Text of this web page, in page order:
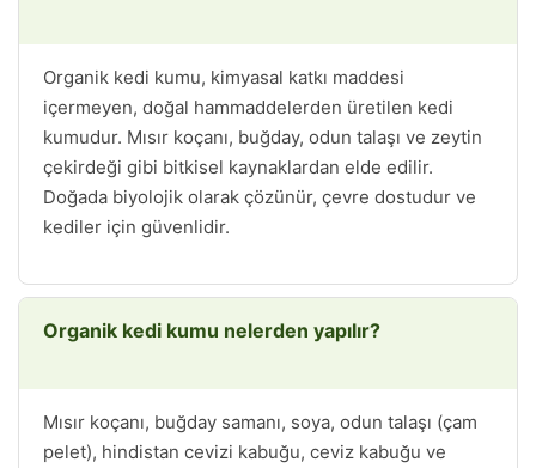
Organik kedi kumu, kimyasal katkı maddesi
içermeyen, doğal hammaddelerden üretilen kedi
kumudur. Mısır koçanı, buğday, odun talaşı ve zeytin
çekirdeği gibi bitkisel kaynaklardan elde edilir.
Doğada biyolojik olarak çözünür, çevre dostudur ve
kediler için güvenlidir.
Organik kedi kumu nelerden yapılır?
Mısır koçanı, buğday samanı, soya, odun talaşı (çam
pelet), hindistan cevizi kabuğu, ceviz kabuğu ve